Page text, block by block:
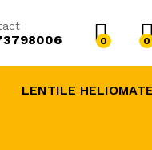
0 0
LENTILE
400,00lei